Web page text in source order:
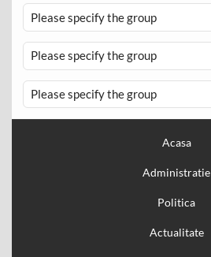
Please specify the group
Please specify the group
Please specify the group
Acasa
Administratie
Politica
Actualitate